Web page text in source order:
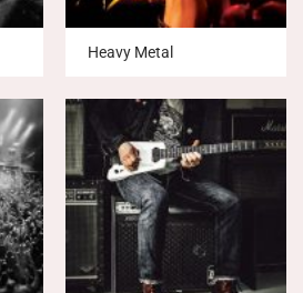
Heavy Metal